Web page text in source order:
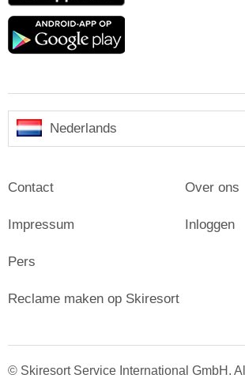
Google
Nederlands
Contact
Impressum
Pers
Over ons
Inloggen
Reclame maken op Skiresort
© Skiresort Service International GmbH.